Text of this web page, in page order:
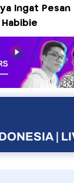
Ingat Pesan
|